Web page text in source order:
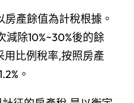
產餘值為計稅根據。
除10%~30%後的餘
比例稅率,按照房產
。